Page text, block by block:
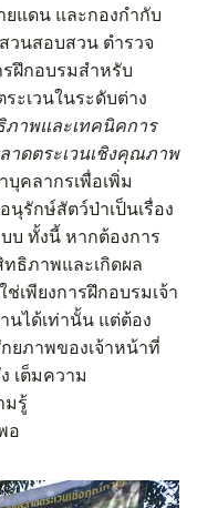
ยแดน และกองกำกับ
วนสอบสวน ตำรวจ
ฝึกอบรมสำหรับ
ะเวนในระดับต่าง
ภาพและเทคนิคการ
าดตระเวนเชิงคุณภาพ
คลากรเพื่อเพิ่ม
รักษ์สัตว์ป่าเป็นเรื่อง
บ ทั้งนี้ หากต้องการ
ทธิภาพและเกิดผล
เพียงการฝึกอบรมเจ้า
นได้เท่านั้น แต่ต้อง
ยภาพของเจ้าหน้าที่
เต็มความ
มรู้
อ